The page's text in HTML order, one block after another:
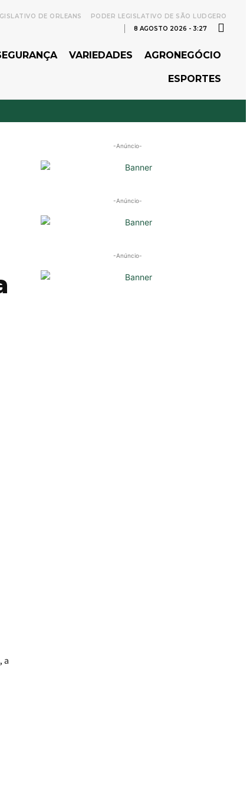
DE ORLEANS
PODER LEGISLATIVO DE SÃO LUDGERO
8 AGOSTO 2026 - 3:27
VARIEDADES AGRONEGÓCIO
ESPORTES
a
-Anúncio-
-Anúncio-
-Anúncio-